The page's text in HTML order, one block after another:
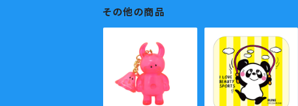
その他の商品